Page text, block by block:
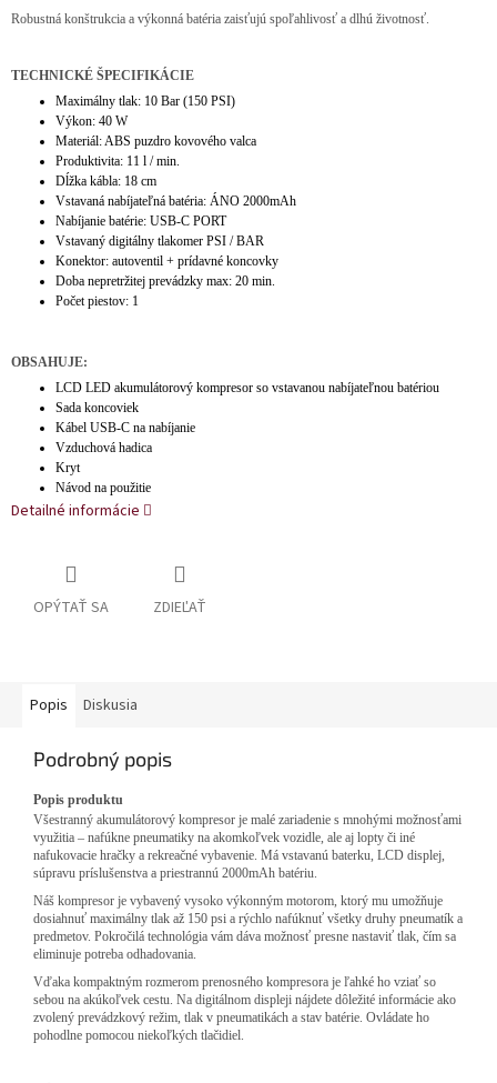
Robustná konštrukcia a výkonná batéria zaisťujú spoľahlivosť a dlhú životnosť.
TECHNICKÉ ŠPECIFIKÁCIE
Maximálny tlak: 10 Bar (150 PSI)
Výkon: 40 W
Materiál: ABS puzdro kovového valca
Produktivita: 11 l / min.
Dĺžka kábla: 18 cm
Vstavaná nabíjateľná batéria: ÁNO 2000mAh
Nabíjanie batérie: USB-C PORT
Vstavaný digitálny tlakomer PSI / BAR
Konektor: autoventil + prídavné koncovky
Doba nepretržitej prevádzky max: 20 min.
Počet piestov: 1
OBSAHUJE:
LCD LED akumulátorový kompresor so vstavanou nabíjateľnou batériou
Sada koncoviek
Kábel USB-C na nabíjanie
Vzduchová hadica
Kryt
Návod na použitie
Detailné informácie
OPÝTAŤ SA ZDIEĽAŤ
Popis Diskusia
Podrobný popis
Popis produktu
Všestranný akumulátorový kompresor je malé zariadenie s mnohými možnosťami
využitia – nafúkne pneumatiky na akomkoľvek vozidle, ale aj lopty či iné
nafukovacie hračky a rekreačné vybavenie. Má vstavanú baterku, LCD displej,
súpravu príslušenstva a priestrannú 2000mAh batériu.
Náš kompresor je vybavený vysoko výkonným motorom, ktorý mu umožňuje
dosiahnuť maximálny tlak až 150 psi a rýchlo nafúknuť všetky druhy pneumatík a
predmetov. Pokročilá technológia vám dáva možnosť presne nastaviť tlak, čím sa
eliminuje potreba odhadovania.
Vďaka kompaktným rozmerom prenosného kompresora je ľahké ho vziať so
sebou na akúkoľvek cestu. Na digitálnom displeji nájdete dôležité informácie ako
zvolený prevádzkový režim, tlak v pneumatikách a stav batérie. Ovládate ho
pohodlne pomocou niekoľkých tlačidiel.